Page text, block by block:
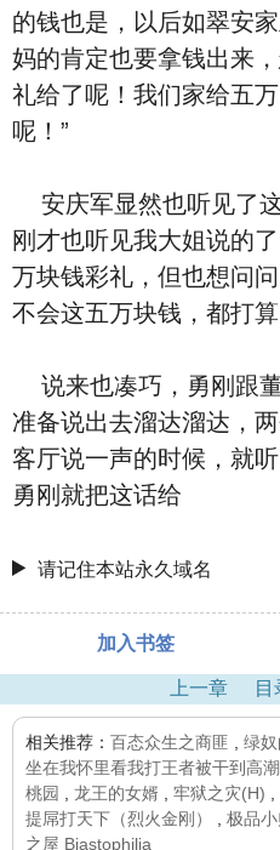
的钱也是，以后如翠安
妈的肯定也要拿钱出来
礼给了呢！我们家给五
呢！”
安庆军显然也听见了
刚才也听见我大姐说的
万块钱彩礼，但也想问
不会这五万块钱，都打
说来也凑巧，勇刚跟
准备说出去溜达溜达，
客厅说一声的时候，就
勇刚就把这话给
请记住本站永久域名
加入书签
上一章 目
相关推荐： 百态众生之商匪 绿
坐在我怀里看我打王者被干到高
桃园
龙王的女婿 牢狱之灾(H)
提屌打天下（烈火金刚）
极品
之屋 Biastophilia